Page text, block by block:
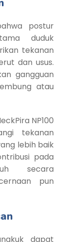
postur
duduk
tekanan
dan usus.
gangguan
atau
NP100
tekanan
lebih baik
pada
secara
pun
dapat